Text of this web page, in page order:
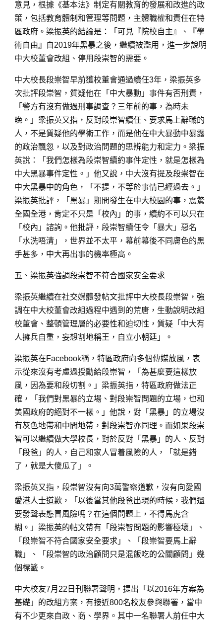
意見，根據《基本法》制定有關教育的發展和改進的政
策，包括教育體制和管理等問題，主體職權和責任在特
區政府。梁振英的結論是：「可見『院校自主』、『學
術自由』自2019年黑暴之後，繼續被濫用，進一步說明
中大校董會改組、停用段崇智的需要。
中大校長段崇智早前獲校董會通過續任3年，梁振英多
次批評段崇智，質疑他在「中大暴動」事件有否刑責，
「警方有沒有做過刑事調查？三年前的事，為時未
晚。」梁振英又指，反對段崇智續任、要求馬上辭職的
人，不是質疑他的學術工作，而是他在中大暴動中暴露
的政治飄忽，以及對政治問題的思辨能力和定力。梁振
英說：「我們怎樣為段崇智續約事件定性，就是怎樣為
中大黑暴事件定性。」他又說，中大沒有提及段崇智在
中大黑暴中的角色，「不提，不等於事情已經過去。」
梁振英批評，「黑暴」期間發生在中大校園的事，震驚
全國全港，肯定不只是「校內」的事，續約不可以只在
「校內」諮詢。他批評，段崇智續任令「暴大」惡名
「水洗唔清」，世界並不太平，幕前幕後不同膚色的黑
手甚多，中大再出事的機率極高。
五、梁振英強調段崇智不符合國家安全要求
梁振英繼續在社交媒體發帖文批評中大校長段崇智，強
調在中大校董會改組過程中遇到的荒唐，生動說明改組
校董會、整頓管理層的必要性和迫切性，質疑「中大有
人擁兵自重，妄想割地稱王，自立小朝廷」。
梁振英在Facebook稱，特區政府向多個傳媒放風，表
示從來沒有考慮過授勳給段崇智，「為甚麼要這樣放
風，因為要和段切割。」梁振英指，特區政府做法正
確，「我們對黑暴的立場、對段崇智問題的立場，也和
美國政府的絕對不一樣。」他說，對「黑暴」的立場沒
有灰色地帶和中間地帶，對段崇智亦同理。而如果段崇
智可以繼續做大學校長，對於反對「黑暴」的人、反對
「段爸」的人，自己和家人冒着風險的人，「就是錯
了，就是大傻瓜了」。
梁振英又指，段崇智沒有向3萬警察道歉，沒有向愛國
愛港人士道歉，「以後當其他段爸出現的時候，我們還
要發聲表態冒風險嗎？在這個問題上，不得馬虎含
糊。」梁振英的帖文帶有「段崇智問題的影響極壞」、
「段崇智不符合國家安全要求」、「段崇智要馬上辭
職」、「段崇智的政治顧問只是混飯吃的公關顧問」幾
個標籤。
中大校友7月22日刊聯署聲明，提出「以2016年方案為
基礎」的改組方案，有接近800名校友參與聯署，當中
有不少更來自政、商、學界。其中一名聯署人前任中大